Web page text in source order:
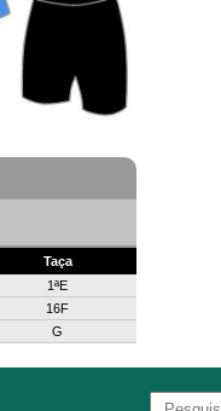
Taça
1ªE
16F
G